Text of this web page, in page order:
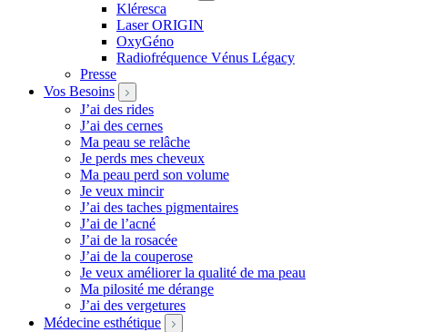
Kléresca
Laser ORIGIN
OxyGéno
Radiofréquence Vénus Légacy
Presse
Vos Besoins
J’ai des rides
J’ai des cernes
Ma peau se relâche
Je perds mes cheveux
Ma peau perd son volume
Je veux mincir
J’ai des taches pigmentaires
J’ai de l’acné
J’ai de la rosacée
J’ai de la couperose
Je veux améliorer la qualité de ma peau
Ma pilosité me dérange
J’ai des vergetures
Médecine esthétique